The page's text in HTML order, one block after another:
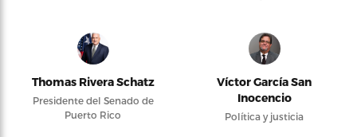
Thomas Rivera Schatz
Presidente del Senado de
Puerto Rico
Víctor García San
Inocencio
Política y justicia